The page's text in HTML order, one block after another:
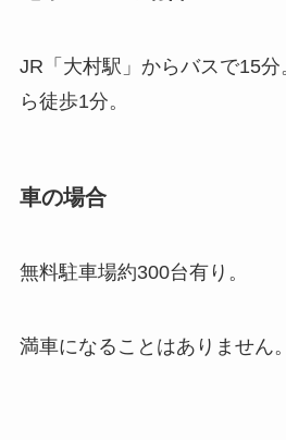
JR「大村駅」からバスで15
ら徒歩1分。
車の場合
無料駐車場約300台有り。
満車になることはありません。